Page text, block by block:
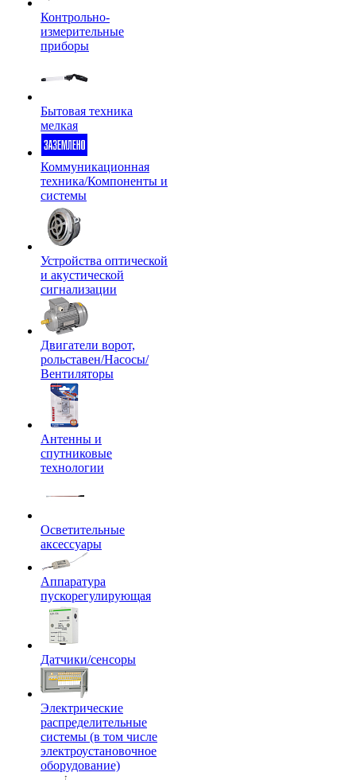
Контрольно-
измерительные
приборы
Бытовая техника
мелкая
Коммуникационная
техника/Компоненты и
системы
Устройства оптической
и акустической
сигнализации
Двигатели ворот,
рольставен/Насосы/
Вентиляторы
Антенны и
спутниковые
технологии
Осветительные
аксессуары
Аппаратура
пускорегулирующая
Датчики/сенсоры
Электрические
распределительные
системы (в том числе
электроустановочное
оборудование)